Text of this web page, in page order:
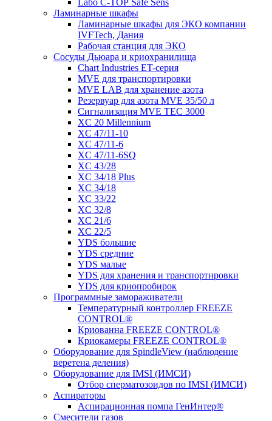
Ламинарные шкафы
Ламинарные шкафы для ЭКО компании
IVFTech, Дания
Рабочая станция для ЭКО
Сосуды Дьюара и криохранилища
Chart Industries ET-серия
MVE для транспортировки
MVE LAB для хранение азота
Резервуар для азота MVE 35/50 л
Сигнализация MVE TEC 3000
XC 20 Millennium
XC 47/11-10
XC 47/11-6
XC 47/11-6SQ
XC 43/28
XC 34/18 Plus
XC 34/18
XC 33/22
XC 32/8
XC 21/6
XC 22/5
YDS большие
YDS средние
YDS малые
YDS для хранения и транспортировки
YDS для криопробирок
Программные замораживатели
Температурный контроллер FREEZE
CONTROL®
Криованна FREEZE CONTROL®
Криокамеры FREEZE CONTROL®
Оборудование для SpindleView (наблюдение
веретена деления)
Оборудование для IMSI (ИМСИ)
Отбор сперматозоидов по IMSI (ИМСИ)
Аспираторы
Аспирационная помпа ГенИнтер®
Смесители газов